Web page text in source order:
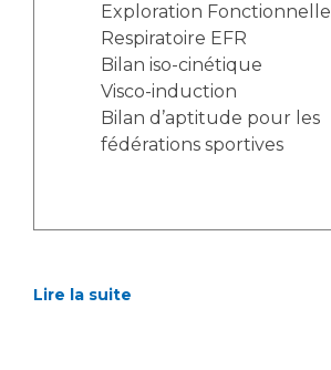
Exploration Fonctionnelle
Respiratoire EFR
Bilan iso-cinétique
Visco-induction
Bilan d’aptitude pour les
fédérations sportives
Lire la suite